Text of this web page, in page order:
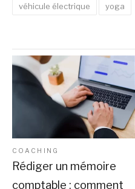
véhicule électrique yoga
COACHING
Rédiger un mémoire
comptable : comment